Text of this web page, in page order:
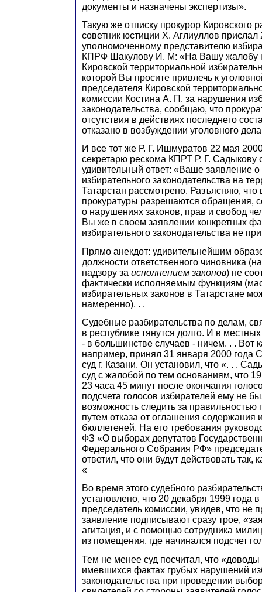
документы и назначены экспертизы».
Такую же отписку прокурор Кировского
советник юстиции Х. Аглиуллов
уполномоченному представителю
КПРФ Шакулову И. М: «На Вашу жалобу
Кировской территориальной
которой Вы просите привлечь к
председателя Кировской
комиссии Костина А. П. за нарушения
законодательства, сообщаю, что
отсутствия в действиях последнего
отказано в возбуждении уголовного
И все тот же Р. Г. Ишмуратов 22 мая
секретарю рескома КПРТ Р. Г. Садыкову
удивительный ответ: «Ваше заявление
избирательного законодательства на
Татарстан рассмотрено. Разъясняю, что
прокуратуры разрешаются обращения,
о нарушениях законов, прав и свобод
Вы же в своем заявлении конкретных
избирательного законодательства не
Прямо анекдот: удивительнейшим
должности ответственного чиновника
надзору за исполнением законов) не
фактически исполняемым функциям
избирательных законов в Татарстане
намеренно). . .
Судебные разбирательства по делам,
в республике тянутся долго. И в
- в большинстве случаев - ничем. . . Вот
например, принял 31 января 2000 года
суд г. Казани. Он установил, что «. . .
суд с жалобой по тем основаниям, что
23 часа 45 минут после окончания
подсчета голосов избирателей ему не
возможность следить за правильностью
путем отказа от оглашения содержания
бюллетеней. На его требования
ФЗ «О выборах депутатов
Федерального Собрания РФ»
ответил, что они будут действовать так,
«
Во время этого судебного
установлено, что 20 декабря 1999 года
председатель комиссии, увидев, что не
заявление подписывают сразу трое,
агитация, и с помощью сотрудника
из помещения, где начинался подсчет
Тем не менее суд посчитал, что «доводы
имевшихся фактах грубых нарушений
законодательства при проведении